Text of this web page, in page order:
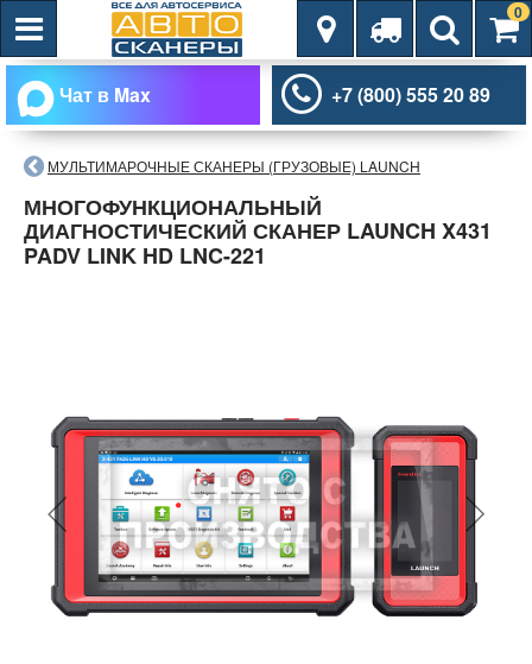
0
Чат в Max +7 (800) 555 20 89
МУЛЬТИМАРОЧНЫЕ СКАНЕРЫ (ГРУЗОВЫЕ) LAUNCH
МНОГОФУНКЦИОНАЛЬНЫЙ
ДИАГНОСТИЧЕСКИЙ СКАНЕР LAUNCH X431
PADV LINK HD LNC-221